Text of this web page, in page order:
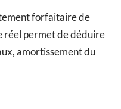
forfaitaire de
réel permet de déduire
amortissement du